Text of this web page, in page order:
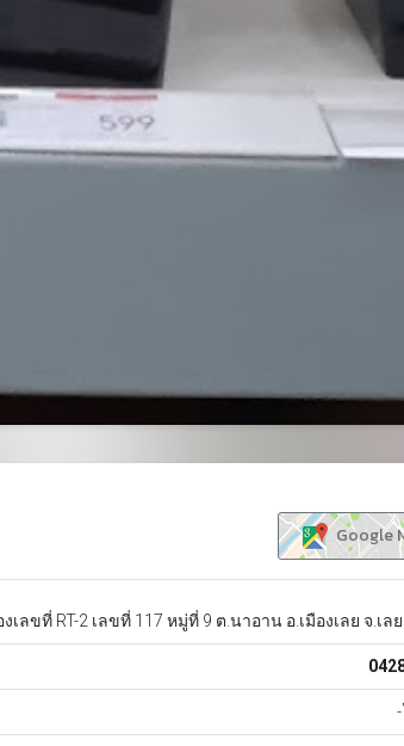
Google
ขที่ RT-2 เลขที่ 117 หมู่ที่ 9 ต.นาอาน อ.เมืองเลย จ.เล